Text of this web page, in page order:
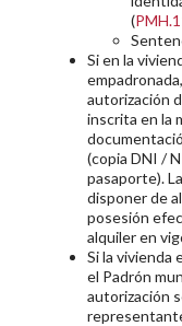
(
Si en la
autorización
inscrita en la
(copia DNI /
pasaporte).
disponer de
posesión
alquiler en
Si la vivienda
el Padrón
autorización